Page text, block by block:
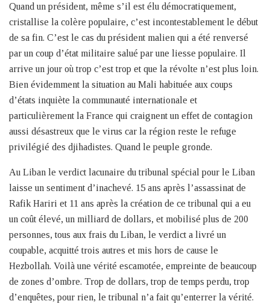
Quand un président, même s’il est élu démocratiquement,
cristallise la colère populaire, c’est incontestablement le début
de sa fin. C’est le cas du président malien qui a été renversé
par un coup d’état militaire salué par une liesse populaire. Il
arrive un jour où trop c’est trop et que la révolte n’est plus loin.
Bien évidemment la situation au Mali habituée aux coups
d’états inquiète la communauté internationale et
particulièrement la France qui craignent un effet de contagion
aussi désastreux que le virus car la région reste le refuge
privilégié des djihadistes. Quand le peuple gronde.
Au Liban le verdict lacunaire du tribunal spécial pour le Liban
laisse un sentiment d’inachevé. 15 ans après l’assassinat de
Rafik Hariri et 11 ans après la création de ce tribunal qui a eu
un coût élevé, un milliard de dollars, et mobilisé plus de 200
personnes, tous aux frais du Liban, le verdict a livré un
coupable, acquitté trois autres et mis hors de cause le
Hezbollah. Voilà une vérité escamotée, empreinte de beaucoup
de zones d’ombre. Trop de dollars, trop de temps perdu, trop
d’enquêtes, pour rien, le tribunal n’a fait qu’enterrer la vérité.